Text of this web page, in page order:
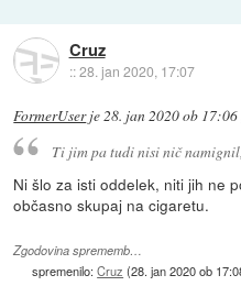
Cruz
::28. jan 2020, 17:07
FormerUserje 28. jan 2020 ob 17:06
Ti jim pa tudi nisi nič
Ni šlo za isti oddelek, niti jih ne
občasno skupaj na cigaretu.
Zgodovina sprememb…
spremenilo:Cruz (28. jan 2020 ob